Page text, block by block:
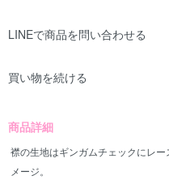
LINEで商品を問い合わせる
買い物を続ける
商品詳細
襟の生地はギンガムチェックにレ
メージ。